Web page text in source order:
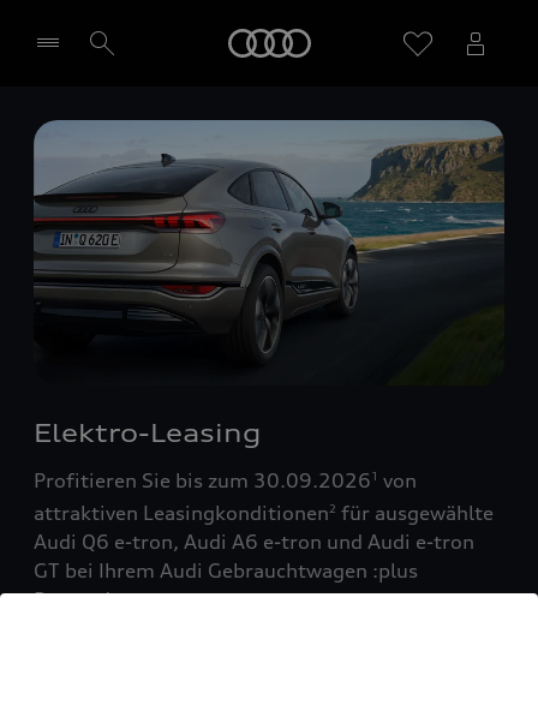
Händler wählen
Elektro-Leasing
Profitieren Sie bis zum 30.09.20261 von
attraktiven Leasingkonditionen2 für ausgewählte
Audi Q6 e-tron, Audi A6 e-tron und Audi e-tron
GT bei Ihrem Audi Gebrauchtwagen :plus
Partner!